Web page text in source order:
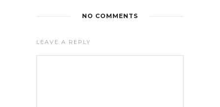
NO COMMENTS
LEAVE A REPLY